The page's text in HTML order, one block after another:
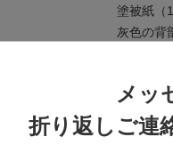
メッ
折り返しご連
塗被紙（
灰色の背
灰色/堅
顧客の特
CMYK、